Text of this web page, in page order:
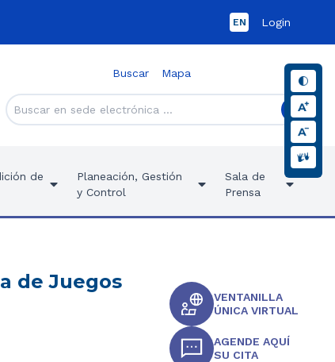
EN Login
Buscar Mapa
de
Planeación, Gestión
y Control
Sala de
Prensa
de Juegos
VENTANILLA
ÚNICA VIRTUAL
AGENDE AQUÍ
SU CITA